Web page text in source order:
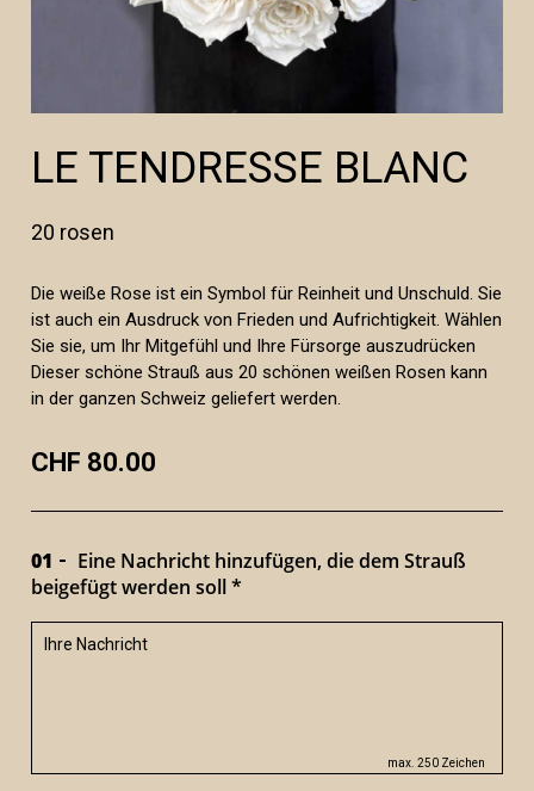
LE TENDRESSE BLANC
20 rosen
Die weiße Rose ist ein Symbol für Reinheit und Unschuld. Sie
ist auch ein Ausdruck von Frieden und Aufrichtigkeit. Wählen
Sie sie, um Ihr Mitgefühl und Ihre Fürsorge auszudrücken
Dieser schöne Strauß aus 20 schönen weißen Rosen kann
in der ganzen Schweiz geliefert werden.
CHF 80.00
01 Eine Nachricht hinzufügen, die dem Strauß
beigefügt werden soll *
max. 250 Zeichen